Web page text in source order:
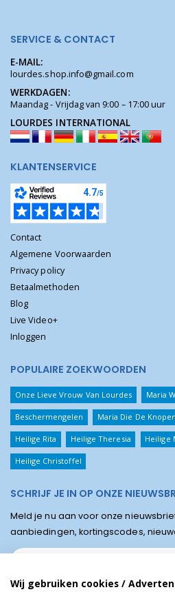
SERVICE & CONTACT
E-MAIL:
lourdes.shop.info@gmail.com
WERKDAGEN:
Maandag - Vrijdag van 9:00 – 17:00 uur
LOURDES INTERNATIONAL
KLANTENSERVICE
Contact
Algemene Voorwaarden
Privacy policy
Betaalmethoden
Blog
Live Video+
Inloggen
POPULAIRE ZOEKWOORDEN
Onze Lieve Vrouw Van Lourdes Maria
Beschermengelen Maria Die De
Heilige Rita Heilige Theresia Heilige
Heilige Christoffel
SCHRIJF JE IN OP ONZE
Meld je nu aan voor onze
aanbiedingen, kortingscodes,
Wij gebruiken cookies /